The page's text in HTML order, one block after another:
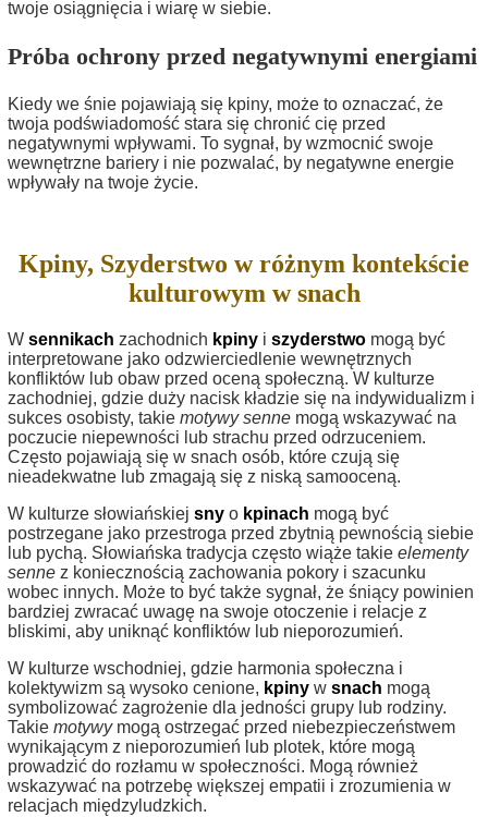
twoje osiągnięcia i wiarę w siebie.
Próba ochrony przed negatywnymi energiami
Kiedy we śnie pojawiają się kpiny, może to oznaczać, że
twoja podświadomość stara się chronić cię przed
negatywnymi wpływami. To sygnał, by wzmocnić swoje
wewnętrzne bariery i nie pozwalać, by negatywne energie
wpływały na twoje życie.
Kpiny, Szyderstwo w różnym kontekście
kulturowym w snach
W sennikach zachodnich kpiny i szyderstwo mogą być
interpretowane jako odzwierciedlenie wewnętrznych
konfliktów lub obaw przed oceną społeczną. W kulturze
zachodniej, gdzie duży nacisk kładzie się na indywidualizm i
sukces osobisty, takie motywy senne mogą wskazywać na
poczucie niepewności lub strachu przed odrzuceniem.
Często pojawiają się w snach osób, które czują się
nieadekwatne lub zmagają się z niską samooceną.
W kulturze słowiańskiej sny o kpinach mogą być
postrzegane jako przestroga przed zbytnią pewnością siebie
lub pychą. Słowiańska tradycja często wiąże takie elementy
senne z koniecznością zachowania pokory i szacunku
wobec innych. Może to być także sygnał, że śniący powinien
bardziej zwracać uwagę na swoje otoczenie i relacje z
bliskimi, aby uniknąć konfliktów lub nieporozumień.
W kulturze wschodniej, gdzie harmonia społeczna i
kolektywizm są wysoko cenione, kpiny w snach mogą
symbolizować zagrożenie dla jedności grupy lub rodziny.
Takie motywymogą ostrzegać przed niebezpieczeństwem
wynikającym z nieporozumień lub plotek, które mogą
prowadzić do rozłamu w społeczności. Mogą również
wskazywać na potrzebę większej empatii i zrozumienia w
relacjach międzyludzkich.